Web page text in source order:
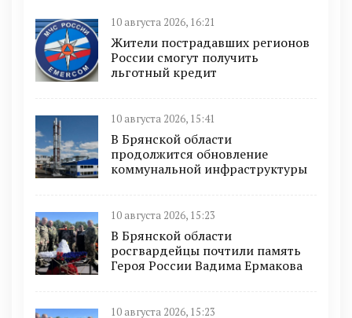
10 августа 2026, 16:21
Жители пострадавших регионов
России смогут получить
льготный кредит
10 августа 2026, 15:41
В Брянской области
продолжится обновление
коммунальной инфраструктуры
10 августа 2026, 15:23
В Брянской области
росгвардейцы почтили память
Героя России Вадима Ермакова
10 августа 2026, 15:23